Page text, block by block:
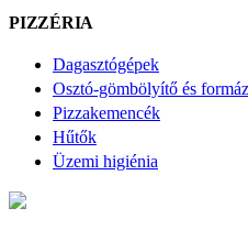
PIZZÉRIA
Dagasztógépek
Osztó-gömbölyítő és
Pizzakemencék
Hűtők
Üzemi higiénia